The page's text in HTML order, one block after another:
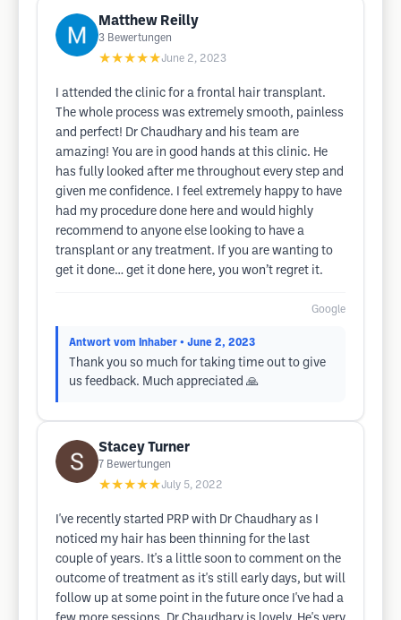
Matthew Reilly
3 Bewertungen
★★★★★June 2, 2023
I attended the clinic for a frontal hair transplant.
The whole process was extremely smooth, painless
and perfect! Dr Chaudhary and his team are
amazing! You are in good hands at this clinic. He
has fully looked after me throughout every step and
given me confidence. I feel extremely happy to have
had my procedure done here and would highly
recommend to anyone else looking to have a
transplant or any treatment. If you are wanting to
get it done… get it done here, you won’t regret it.
Google
Antwort vom Inhaber • June 2, 2023
Thank you so much for taking time out to give
us feedback. Much appreciated 🙏
Stacey Turner
7 Bewertungen
★★★★★July 5, 2022
I've recently started PRP with Dr Chaudhary as I
noticed my hair has been thinning for the last
couple of years. It's a little soon to comment on the
outcome of treatment as it's still early days, but will
follow up at some point in the future once I've had a